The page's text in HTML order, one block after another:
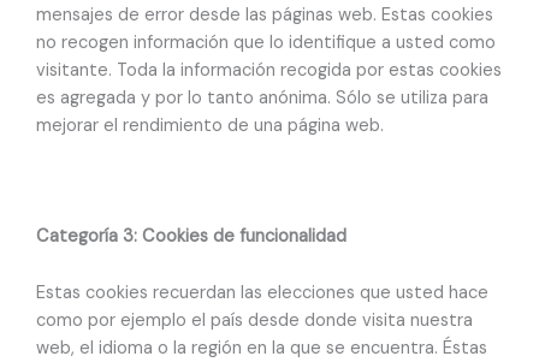
mensajes de error desde las páginas web. Estas cookies
no recogen información que lo identifique a usted como
visitante. Toda la información recogida por estas cookies
es agregada y por lo tanto anónima. Sólo se utiliza para
mejorar el rendimiento de una página web.
Categoría 3: Cookies de funcionalidad
Estas cookies recuerdan las elecciones que usted hace
como por ejemplo el país desde donde visita nuestra
web, el idioma o la región en la que se encuentra. Éstas